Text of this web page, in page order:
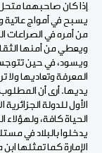
إذا كان صاحبهما
يسبح في أمواج عاتية
من أمره في الصراعات
ويعطي من أمنها
ويسود، في حين تتوجس
المعرفة وتعاديها ولا
يديها. أرى أن
الأول للدولة
الحياة كافة،
يدخلوا بالبلاد في
الإمارة كما تمثلها